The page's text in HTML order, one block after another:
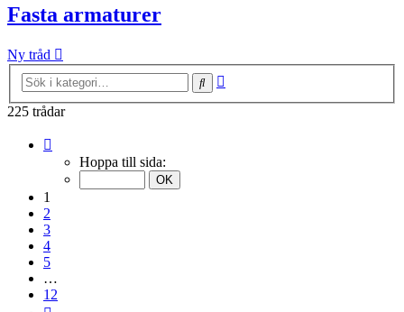
Fasta armaturer
Ny tråd
Sök
225 trådar
Hoppa till sida:
1
2
3
4
5
…
12